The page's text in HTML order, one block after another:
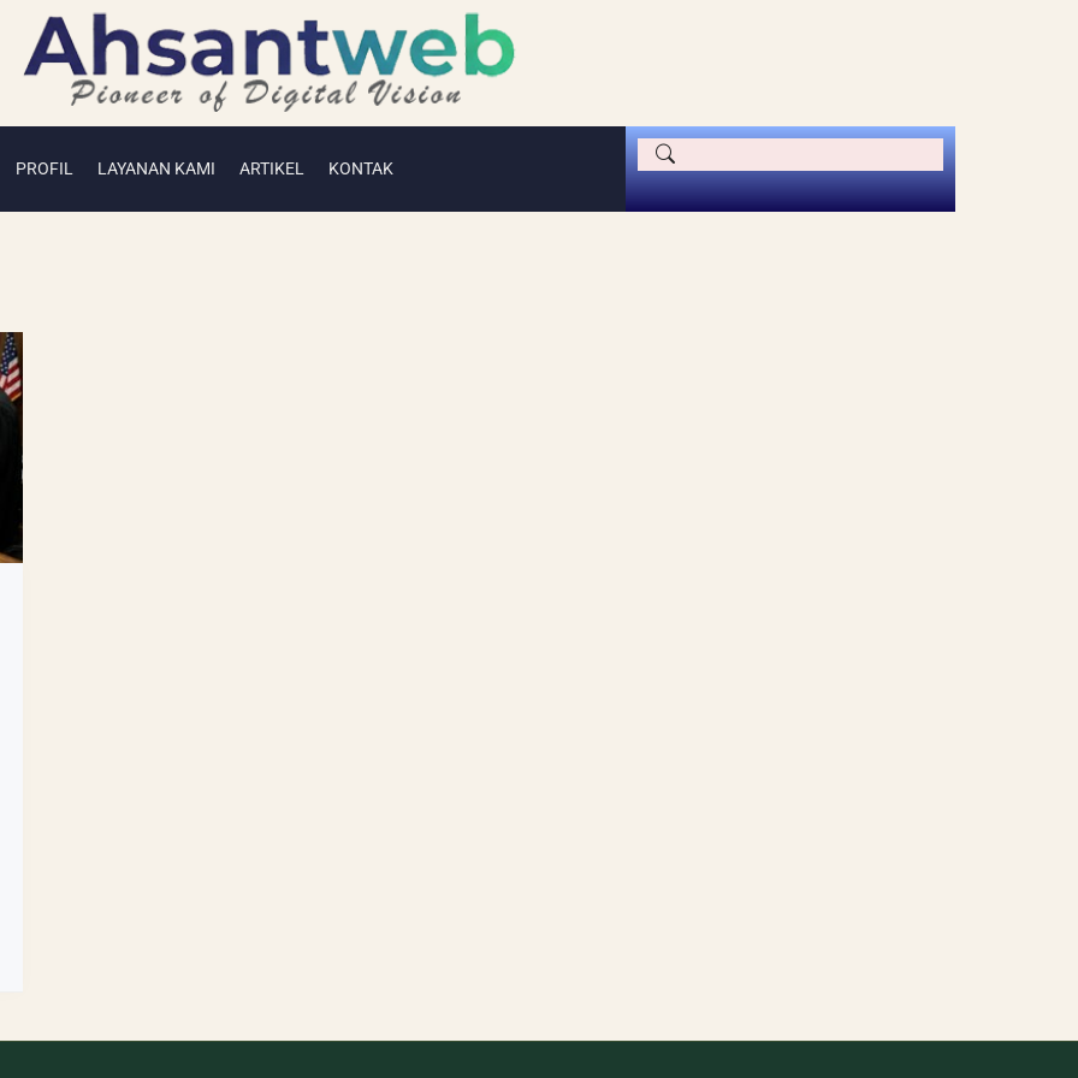
PROFIL LAYANAN KAMI ARTIKEL KONTAK